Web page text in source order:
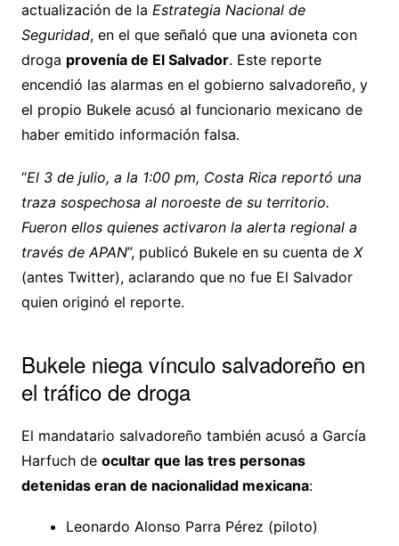
actualización de la Estrategia Nacional de
Seguridad, en el que señaló que una avioneta con
droga provenía de El Salvador. Este reporte
encendió las alarmas en el gobierno salvadoreño, y
el propio Bukele acusó al funcionario mexicano de
haber emitido información falsa.
“El 3 de julio, a la 1:00 pm, Costa Rica reportó una
traza sospechosa al noroeste de su territorio.
Fueron ellos quienes activaron la alerta regional a
través de APAN”, publicó Bukele en su cuenta de X
(antes Twitter), aclarando que no fue El Salvador
quien originó el reporte.
Bukele niega vínculo salvadoreño en
el tráfico de droga
El mandatario salvadoreño también acusó a García
Harfuch de ocultar que las tres personas
detenidas eran de nacionalidad mexicana:
Leonardo Alonso Parra Pérez (piloto)